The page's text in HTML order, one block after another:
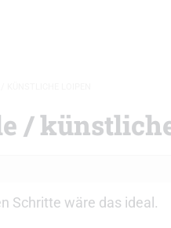
/
Schritte wäre das ideal.